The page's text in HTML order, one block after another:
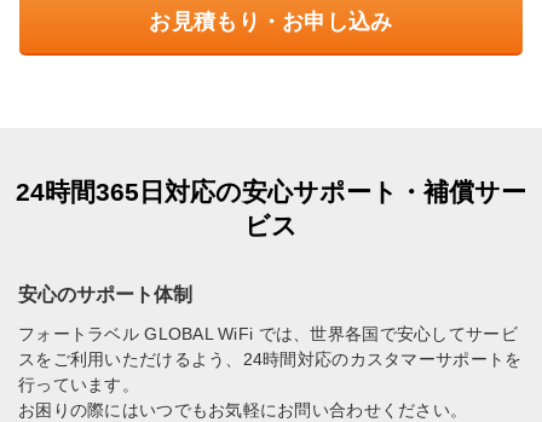
お見積もり・お申し込み
24時間365日対応の安心サポート・補償サー
ビス
安心のサポート体制
フォートラベル GLOBAL WiFi では、世界各国で安心してサービ
スをご利用いただけるよう、24時間対応のカスタマーサポートを
行っています。
お困りの際にはいつでもお気軽にお問い合わせください。